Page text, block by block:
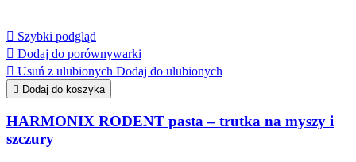
 Szybki podgląd
 Dodaj do porównywarki
 Usuń z ulubionych Dodaj do ulubionych
 Dodaj do koszyka
HARMONIX RODENT pasta – trutka na myszy i
szczury